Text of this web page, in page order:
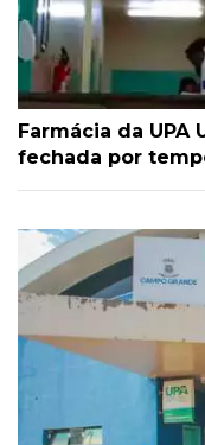
Farmácia da UPA
fechada por